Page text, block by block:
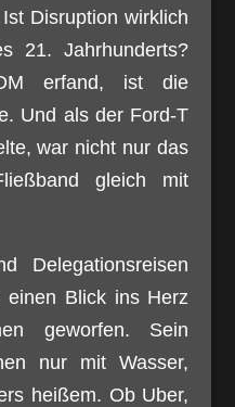
Disruption wirklich
21. Jahrhunderts?
erfand, ist die
Und als der Ford-T
war nicht nur das
gleich mit
Delegationsreisen
einen Blick ins Herz
geworfen. Sein
nur mit Wasser,
heißem. Ob Uber,